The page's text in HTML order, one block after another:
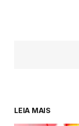
LEIA MAIS